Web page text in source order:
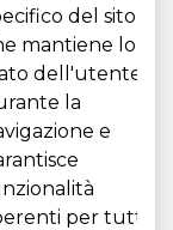
del sito
mantiene lo
dell'utente
la
e
per tutta